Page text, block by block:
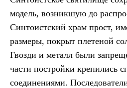
модель, возникшую до
Синтоистский храм прост,
размеры, покрыт плетеной
Гвозди и металл были
части постройки крепились
соединениями.